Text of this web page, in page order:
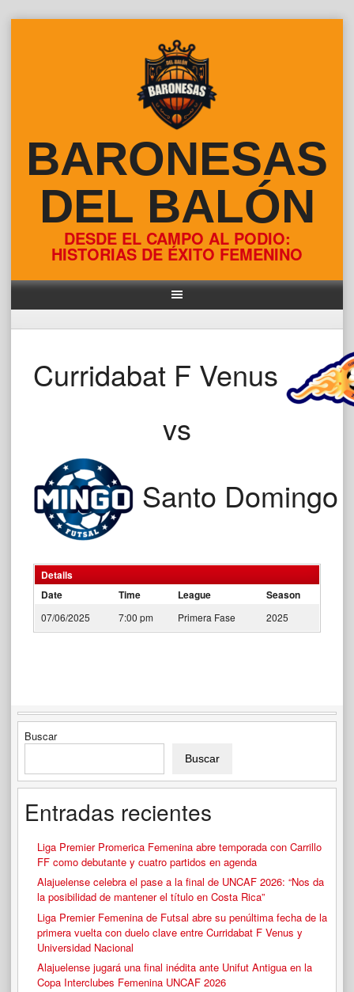
BARONESAS
DEL BALÓN
DESDE EL CAMPO AL PODIO:
HISTORIAS DE ÉXITO FEMENINO
Curridabat F Venus
vs
Santo Domingo
Details
Date
Time League Season
07/06/2025 7:00 pm Primera Fase 2025
Buscar
Buscar
Entradas recientes
Liga Premier Promerica Femenina abre temporada con Carrillo
FF como debutante y cuatro partidos en agenda
Alajuelense celebra el pase a la final de UNCAF 2026: “Nos da
la posibilidad de mantener el título en Costa Rica”
Liga Premier Femenina de Futsal abre su penúltima fecha de la
primera vuelta con duelo clave entre Curridabat F Venus y
Universidad Nacional
Alajuelense jugará una final inédita ante Unifut Antigua en la
Copa Interclubes Femenina UNCAF 2026